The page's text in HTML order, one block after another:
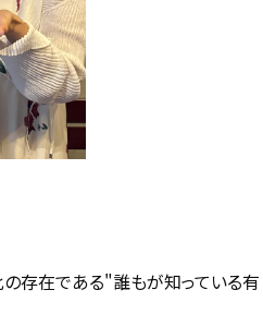
存在である"誰もが知っている有